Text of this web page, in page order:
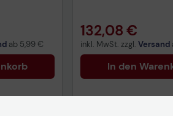
ab 5,99 €
132,08 €
inkl. MwSt. zzgl. Versand
In den